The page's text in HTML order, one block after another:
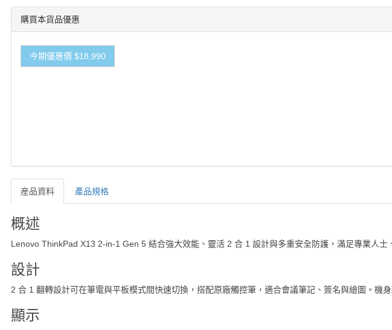
購買本貨品優惠
今期優惠價 $18,990
産品資料 產品規格
産品資料
概述
Lenovo ThinkPad X13 2-in-1 Gen 5 結合強大效能、靈活 2 合 1 設計與多重安全防護，滿足專業人士
設計
2 合 1 翻轉設計可在筆電與平板模式間快速切換，搭配原廠觸控筆，適合會議筆記、簽名與繪圖。
顯示